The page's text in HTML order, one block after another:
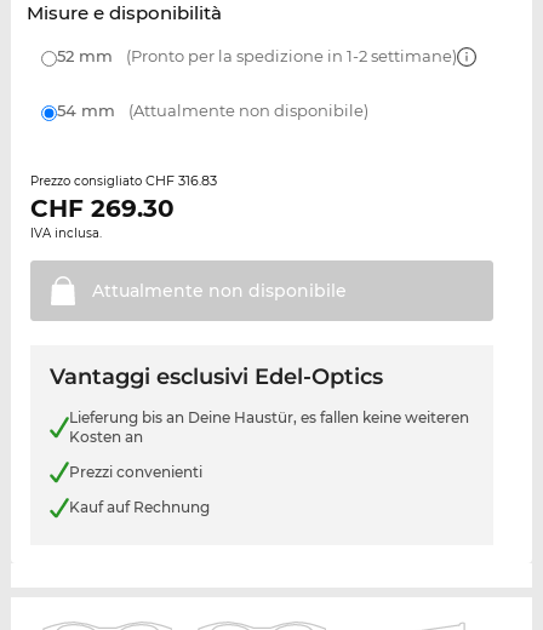
Misure e disponibilità
52 mm (Pronto per la spedizione in 1-2 settimane)
54 mm (Attualmente non disponibile)
Prezzo consigliato CHF 316.83
CHF 269.30
IVA inclusa.
Attualmente non disponibile
Vantaggi esclusivi Edel-Optics
Lieferung bis an Deine Haustür, es fallen keine weiteren
Kosten an
Prezzi convenienti
Kauf auf Rechnung